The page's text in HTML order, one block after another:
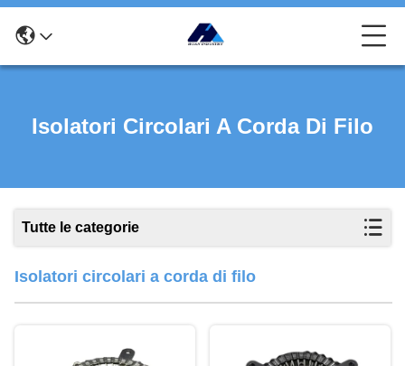
Isolatori Circolari A Corda Di Filo
Tutte le categorie
Isolatori circolari a corda di filo